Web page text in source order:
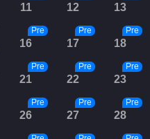
11 12 13
16
Pre
17
Pre
18
Pre
21
Pre
22
Pre
23
Pre
26
Pre
27
Pre
28
Pre